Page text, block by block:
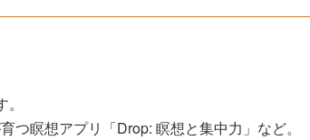
つ瞑想アプリ「Drop: 瞑想と集中力」など。